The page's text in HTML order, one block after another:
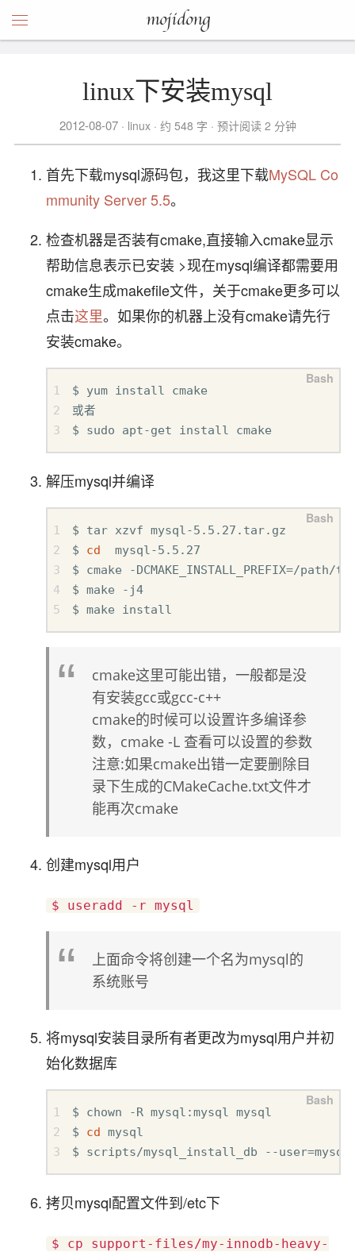
mojidong
linux下安装mysql
2012-08-07 linux 约 548 字 预计阅读 2 分钟
首先下载mysql源码包，我这里下载MySQL Co
mmunity Server 5.5。
检查机器是否装有cmake,直接输入cmake显示
帮助信息表示已安装 >现在mysql编译都需要用
cmake生成makefile文件，关于cmake更多可以
点击这里。如果你的机器上没有cmake请先行
安装cmake。
$ yum install cmake
或者
$ sudo apt-get install cmake
解压mysql并编译
$ tar xzvf mysql-5.5.27.tar.gz
$ cd
  mysql-5.5.27
$ cmake -DCMAKE_INSTALL_PREFIX=/path/
$ make -j4
$ make install
cmake这里可能出错，一般都是没
有安装gcc或gcc-c++
cmake的时候可以设置许多编译参
数，cmake -L 查看可以设置的参数
注意:如果cmake出错一定要删除目
录下生成的CMakeCache.txt文件才
能再次cmake
创建mysql用户
$ useradd -r mysql
上面命令将创建一个名为mysql的
系统账号
将mysql安装目录所有者更改为mysql用户并初
始化数据库
$ chown -R mysql:mysql mysql
$ cd mysql
$ scripts/mysql_install_db --user=
拷贝mysql配置文件到/etc下
$ cp support-files/my-innodb-heavy-